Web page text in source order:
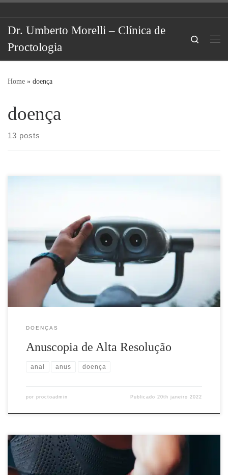
Dr. Umberto Morelli – Clínica de
Proctologia
Search
Home » doença
doença
13 posts
A Anuscopia de Alta Resolução ou Colposcopia Anal, é um exame
que serve para o diagnostico avançado de possível neoplasia anal
causada pelo HPV. È um exame delicado, realizado com o auxílio
de um colposcopio, que serve a magnificar a imagem e ver
detalhes na mucosa que não podem ser […]
DOENÇAS
Anuscopia de Alta Resolução
anal anus doença
por proctoadmin Publicado20th janeiro 2022